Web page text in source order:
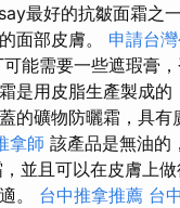
最好的抗皺面霜之
面部皮膚。 申請台
能需要一些遮瑕膏
是用皮脂生產製成
的礦物防曬霜，具
拿師 該產品是無油的
並且可以在皮膚上
。 台中推拿推薦 台